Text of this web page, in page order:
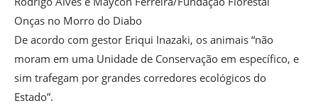
Onças no Morro do Diabo
De acordo com gestor Eriqui Inazaki, os animais “não
moram em uma Unidade de Conservação em específico, e
sim trafegam por grandes corredores ecológicos do
Estado”.